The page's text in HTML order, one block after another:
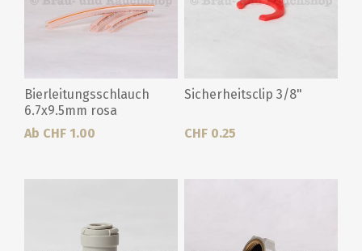
Bierleitungsschlauch
6.7x9.5mm rosa
Ab CHF 1.00
Sicherheitsclip 3/8"
CHF 0.25